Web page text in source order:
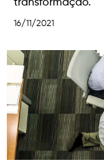
transformação.
16/11/2021